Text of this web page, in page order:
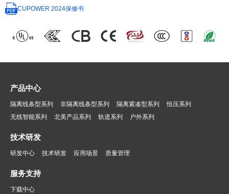
CUPOWER 2024保修书
产品中心
隔离线条型系列 非隔离线条型系列 隔离紧凑型系列
恒压系列
无线智能系列
北美产品系列 轨道系列 户外系列
技术研发
研发中心 技术研发 应用场景 质量管理
服务支持
下载中心